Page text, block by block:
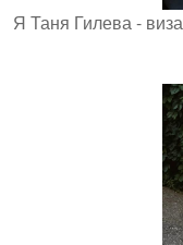
Я Таня Гилева -